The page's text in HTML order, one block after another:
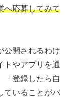
へ応募してみて
公開されるわけ
トやアプリを通
「登録したら自
ていることがバ